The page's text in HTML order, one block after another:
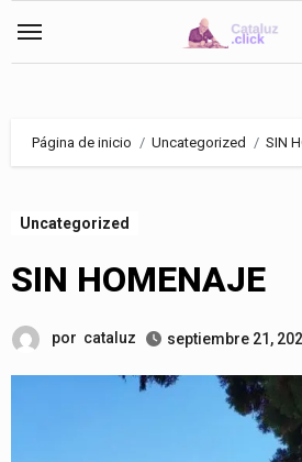
Página de inicio Uncategorized SIN
Uncategorized
SIN HOMENAJE
por cataluz septiembre 21,